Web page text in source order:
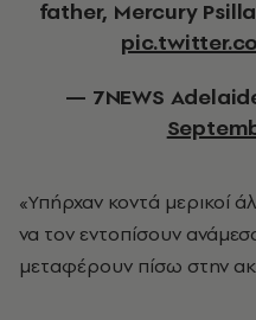
father, Mercury
— 7NEWS
«Υπήρχαν κοντά μερικοί
να τον εντοπίσουν
μεταφέρουν πίσω στην